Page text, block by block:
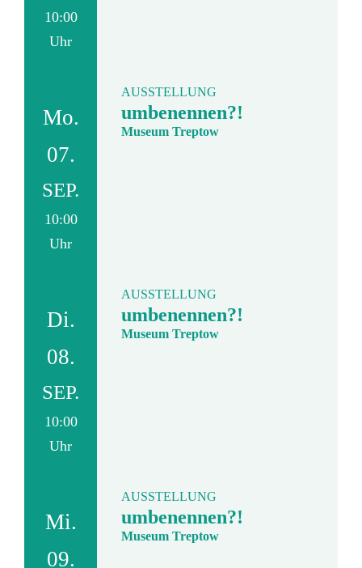
10:00
Uhr
Mo.
07.
SEP.
10:00
Uhr
AUSSTELLUNG
umbenennen?!
Museum Treptow
Di.
08.
SEP.
10:00
Uhr
AUSSTELLUNG
umbenennen?!
Museum Treptow
Mi.
09.
AUSSTELLUNG
umbenennen?!
Museum Treptow